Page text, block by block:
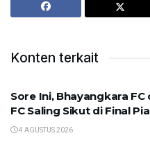
Konten terkait
Sore Ini, Bhayangkara FC
FC Saling Sikut di Final
4 AGUSTUS 2026